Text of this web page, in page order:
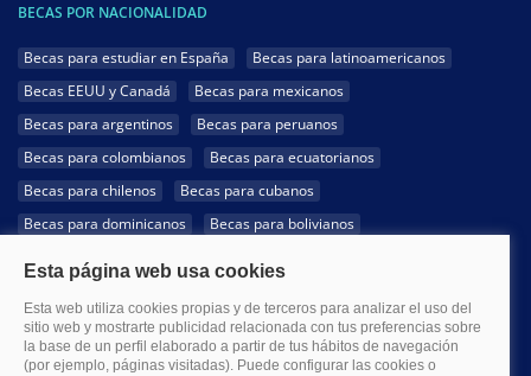
BECAS POR NACIONALIDAD
Becas para estudiar en España
Becas para latinoamericanos
Becas EEUU y Canadá
Becas para mexicanos
Becas para argentinos
Becas para peruanos
Becas para colombianos
Becas para ecuatorianos
Becas para chilenos
Becas para cubanos
Becas para dominicanos
Becas para bolivianos
Becas para hondureños
Becas para paraguayos
Becas para uruguayos
Becas para salvadoreños